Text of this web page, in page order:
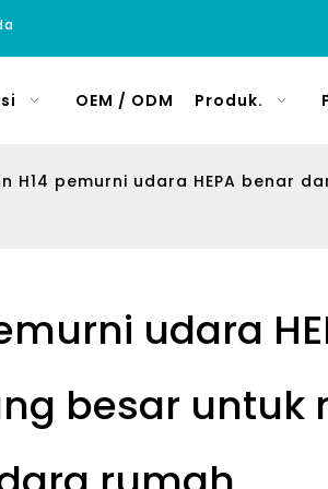
OEM / ODM Produk.
H14 pemurni udara HEPA benar
udara
besar untuk